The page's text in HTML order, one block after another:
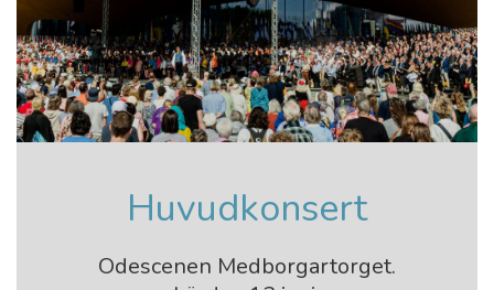
Huvudkonsert
Odescenen Medborgartorget.